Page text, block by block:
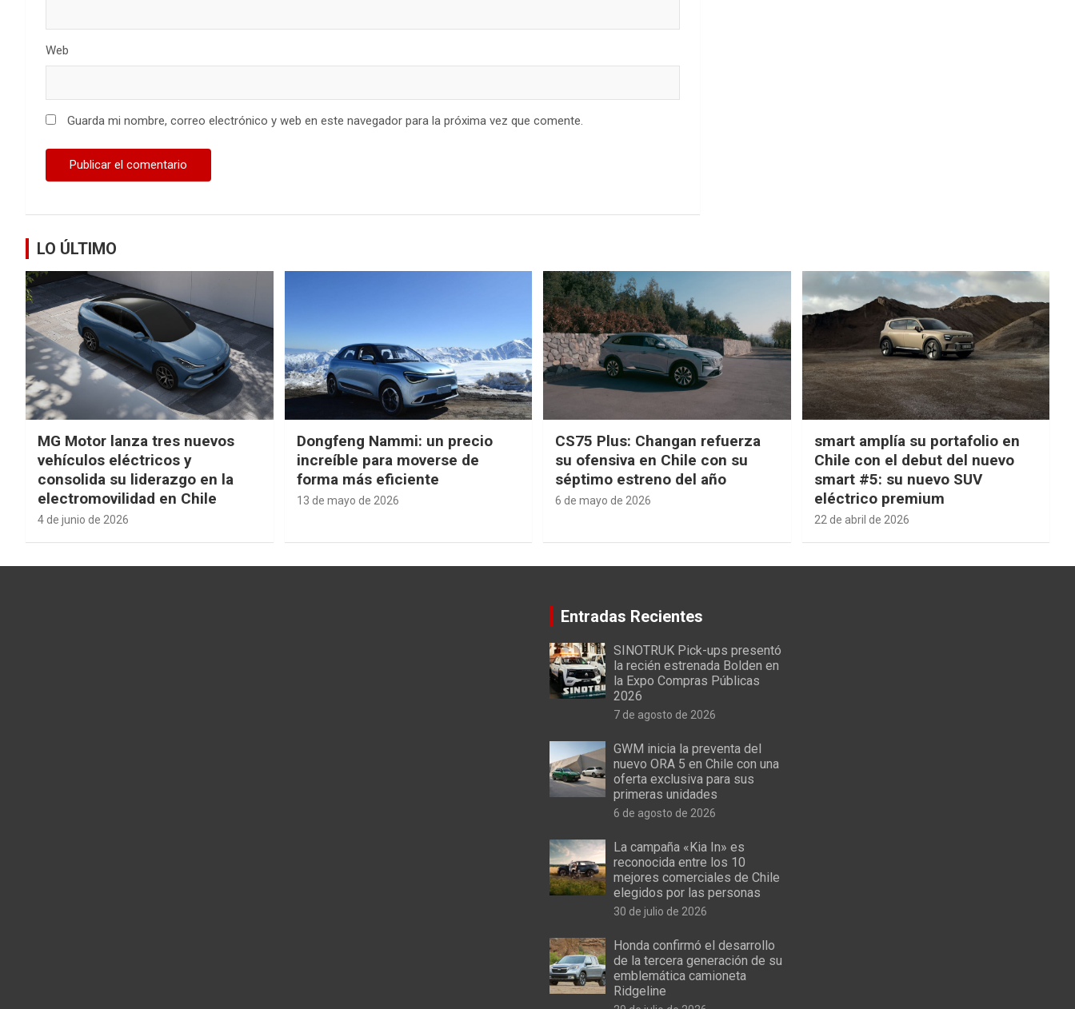
Web
Guarda mi nombre, correo electrónico y web en este navegador para la próxima vez que comente.
LO ÚLTIMO
MG Motor lanza tres nuevos
vehículos eléctricos y
consolida su liderazgo en la
electromovilidad en Chile
4 de junio de 2026
Dongfeng Nammi: un precio
increíble para moverse de
forma más eficiente
13 de mayo de 2026
CS75 Plus: Changan refuerza
su ofensiva en Chile con su
séptimo estreno del año
6 de mayo de 2026
smart amplía su portafolio en
Chile con el debut del nuevo
smart #5: su nuevo SUV
eléctrico premium
22 de abril de 2026
Entradas Recientes
SINOTRUK Pick-ups presentó
la recién estrenada Bolden en
la Expo Compras Públicas
2026
7 de agosto de 2026
GWM inicia la preventa del
nuevo ORA 5 en Chile con una
oferta exclusiva para sus
primeras unidades
6 de agosto de 2026
La campaña «Kia In» es
reconocida entre los 10
mejores comerciales de Chile
elegidos por las personas
30 de julio de 2026
Honda confirmó el desarrollo
de la tercera generación de su
emblemática camioneta
Ridgeline